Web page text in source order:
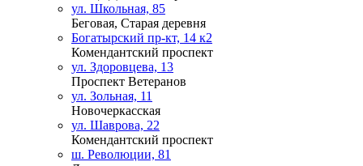
ул. Школьная, 85
Беговая, Старая деревня
Богатырский пр-кт, 14 к2
Комендантский проспект
ул. Здоровцева, 13
Проспект Ветеранов
ул. Зольная, 11
Новочеркасская
ул. Шаврова, 22
Комендантский проспект
ш. Революции, 81